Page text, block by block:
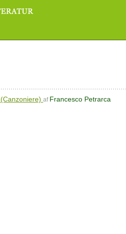
af Francesco Petrarca